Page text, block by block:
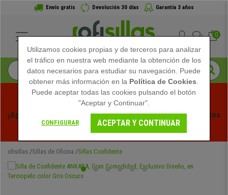
Envío gratis Devolución 30 días Garantía 3 años
0
¡Aprovecha las Rebajas de Verano en Ofisillas! Descuentos
Exclusivos por Tiempo Limitado - Ver Promo
ofisillas Sillas de Oficina Sillas Confidente
Utilizamos cookies propias y de terceros para analizar
el tráfico en nuestra web mediante la obtención de los
datos necesarios para estudiar su navegación. Puede
obtener más información en la Política de Cookies
Puede aceptar todas las cookies pulsando el botón
"Aceptar y Continuar".
CONFIGURAR ACEPTAR Y CONTINUAR